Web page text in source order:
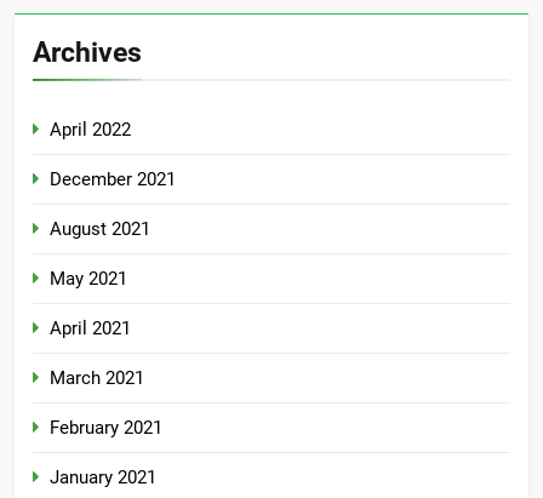
Archives
April 2022
December 2021
August 2021
May 2021
April 2021
March 2021
February 2021
January 2021